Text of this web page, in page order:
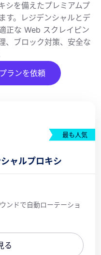
シを備えたプレミアムプ
す。レジデンシャルとデ
正な Web スクレイピン
、ブロック対策、安全な
ランを依頼
最も人気
ャルプロキシ
ンドで自動ローテーショ
る